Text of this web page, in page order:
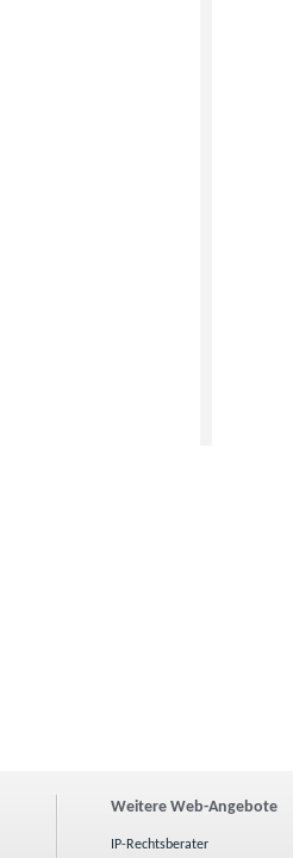
Weitere Web-Angebote
IP-Rechtsberater